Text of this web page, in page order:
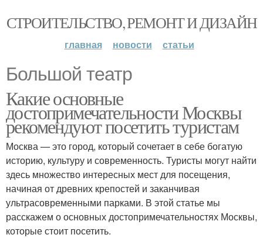
СТРОИТЕЛЬСТВО, РЕМОНТ И ДИЗАЙН
главная новости статьи
Большой театр
Какие основные
достопримечательности Москвы
рекомендуют посетить туристам
Москва — это город, который сочетает в себе богатую
историю, культуру и современность. Туристы могут найти
здесь множество интересных мест для посещения,
начиная от древних крепостей и заканчивая
ультрасовременными парками. В этой статье мы
расскажем о основных достопримечательностях Москвы,
которые стоит посетить.